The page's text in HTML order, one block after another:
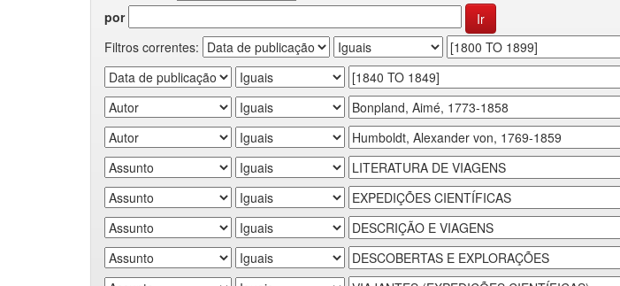
por
Filtros correntes: